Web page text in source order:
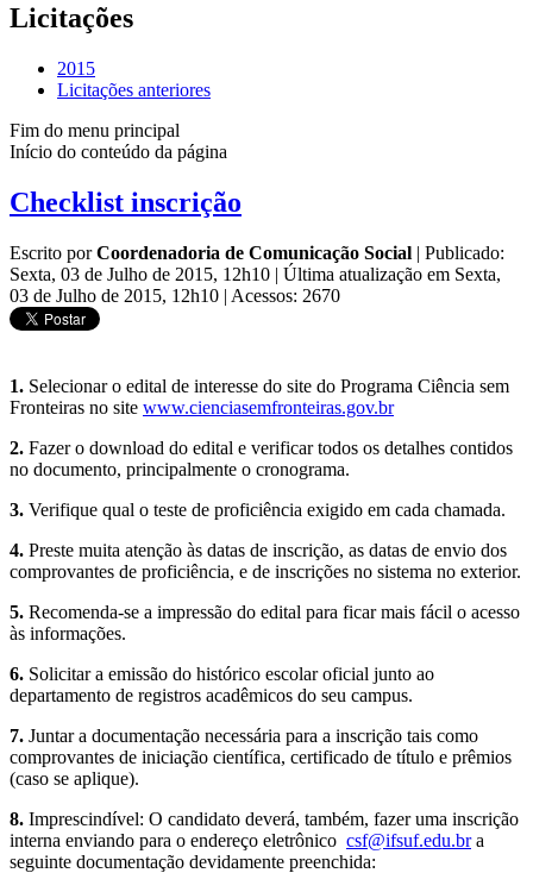
Licitações
2015
Licitações anteriores
Fim do menu principal
Início do conteúdo da página
Checklist inscrição
Escrito porCoordenadoria de Comunicação Social | Publicado:
Sexta, 03 de Julho de 2015, 12h10 | Última atualização em Sexta,
03 de Julho de 2015, 12h10 | Acessos: 2670
1. Selecionar o edital de interesse do site do Programa Ciência sem
Fronteiras no site www.cienciasemfronteiras.gov.br
2. Fazer o download do edital e verificar todos os detalhes contidos
no documento, principalmente o cronograma.
3. Verifique qual o teste de proficiência exigido em cada chamada.
4. Preste muita atenção às datas de inscrição, as datas de envio dos
comprovantes de proficiência, e de inscrições no sistema no exterior.
5. Recomenda‐se a impressão do edital para ficar mais fácil o acesso
às informações.
6. Solicitar a emissão do histórico escolar oficial junto ao
departamento de registros acadêmicos do seu campus.
7. Juntar a documentação necessária para a inscrição tais como
comprovantes de iniciação científica, certificado de título e prêmios
(caso se aplique).
8. Imprescindível: O candidato deverá, também, fazer uma inscrição
interna enviando para o endereço eletrônico csf@ifsuf.edu.bra
seguinte documentação devidamente preenchida: